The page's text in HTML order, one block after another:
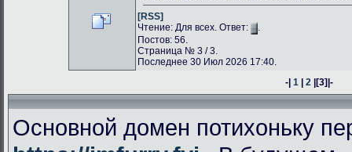
[RSS]
Чтение: Для всех. Ответ:
.
Постов: 56.
Страница № 3 / 3.
Последнее 30 Июл 2026 17:40.
-|1 |2 |[3]|-
Основной домен потихоньку